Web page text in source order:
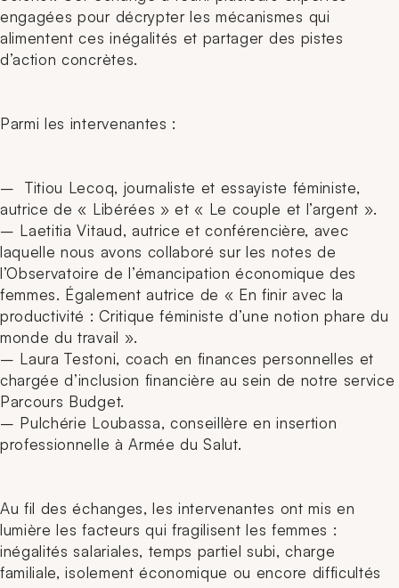
engagées pour décrypter les mécanismes qui
alimentent ces inégalités et partager des pistes
d’action concrètes.
Parmi les intervenantes :
– Titiou Lecoq, journaliste et essayiste féministe,
autrice de « Libérées » et « Le couple et l’argent ».
– Laetitia Vitaud, autrice et conférencière, avec
laquelle nous avons collaboré sur les notes de
l’Observatoire de l’émancipation économique des
femmes. Également autrice de « En finir avec la
productivité : Critique féministe d’une notion phare du
monde du travail ».
– Laura Testoni, coach en finances personnelles et
chargée d’inclusion financière au sein de notre service
Parcours Budget.
– Pulchérie Loubassa, conseillère en insertion
professionnelle à Armée du Salut.
Au fil des échanges, les intervenantes ont mis en
lumière les facteurs qui fragilisent les femmes :
inégalités salariales, temps partiel subi, charge
familiale, isolement économique ou encore difficultés